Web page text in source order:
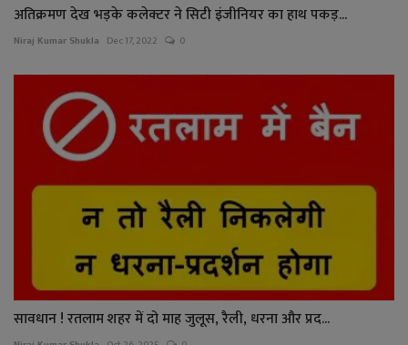
अतिक्रमण देख भड़के कलेक्टर ने सिटी इंजीनियर का हाथ पकड़...
Niraj Kumar Shukla Dec 17, 2022 0
सावधान ! रतलाम शहर में दो माह जुलूस, रैली, धरना और प्रद...